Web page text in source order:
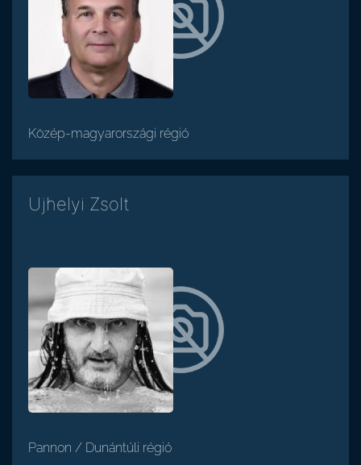
Közép-magyarországi régió
Ujhelyi Zsolt
Pannon / Dunántúli régió